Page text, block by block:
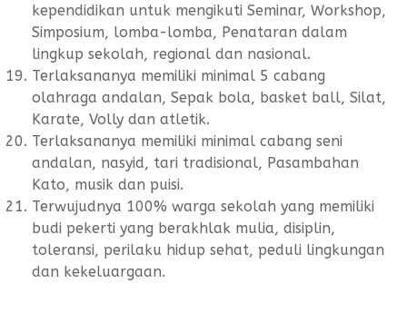
kependidikan untuk mengikuti Seminar, Workshop,
Simposium, lomba-lomba, Penataran dalam
lingkup sekolah, regional dan nasional.
Terlaksananya memiliki minimal 5 cabang
olahraga andalan, Sepak bola, basket ball, Silat,
Karate, Volly dan atletik.
Terlaksananya memiliki minimal cabang seni
andalan, nasyid, tari tradisional, Pasambahan
Kato, musik dan puisi.
Terwujudnya 100% warga sekolah yang memiliki
budi pekerti yang berakhlak mulia, disiplin,
toleransi, perilaku hidup sehat, peduli lingkungan
dan kekeluargaan.